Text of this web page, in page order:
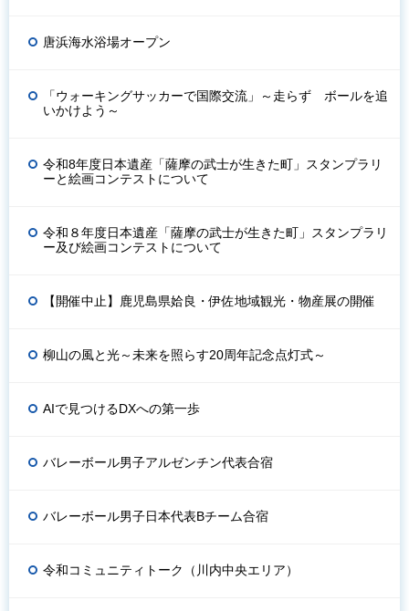
唐浜海水浴場オープン
「ウォーキングサッカーで国際交流」～走らず ボールを追
いかけよう～
令和8年度日本遺産「薩摩の武士が生きた町」スタンプラリ
ーと絵画コンテストについて
令和８年度日本遺産「薩摩の武士が生きた町」スタンプラリ
ー及び絵画コンテストについて
【開催中止】鹿児島県姶良・伊佐地域観光・物産展の開催
柳山の風と光～未来を照らす20周年記念点灯式～
AIで見つけるDXへの第一歩
バレーボール男子アルゼンチン代表合宿
バレーボール男子日本代表Bチーム合宿
令和コミュニティトーク（川内中央エリア）